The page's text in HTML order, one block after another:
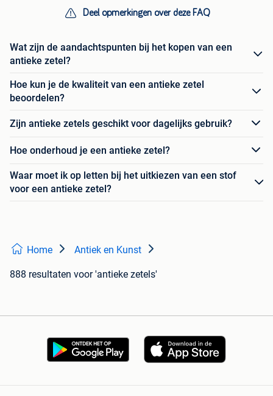
Deel opmerkingen over deze FAQ
Wat zijn de aandachtspunten bij het kopen van een
antieke zetel?
Hoe kun je de kwaliteit van een antieke zetel
beoordelen?
Zijn antieke zetels geschikt voor dagelijks gebruik?
Hoe onderhoud je een antieke zetel?
Waar moet ik op letten bij het uitkiezen van een stof
voor een antieke zetel?
Home Antiek en Kunst
888 resultaten voor 'antieke zetels'